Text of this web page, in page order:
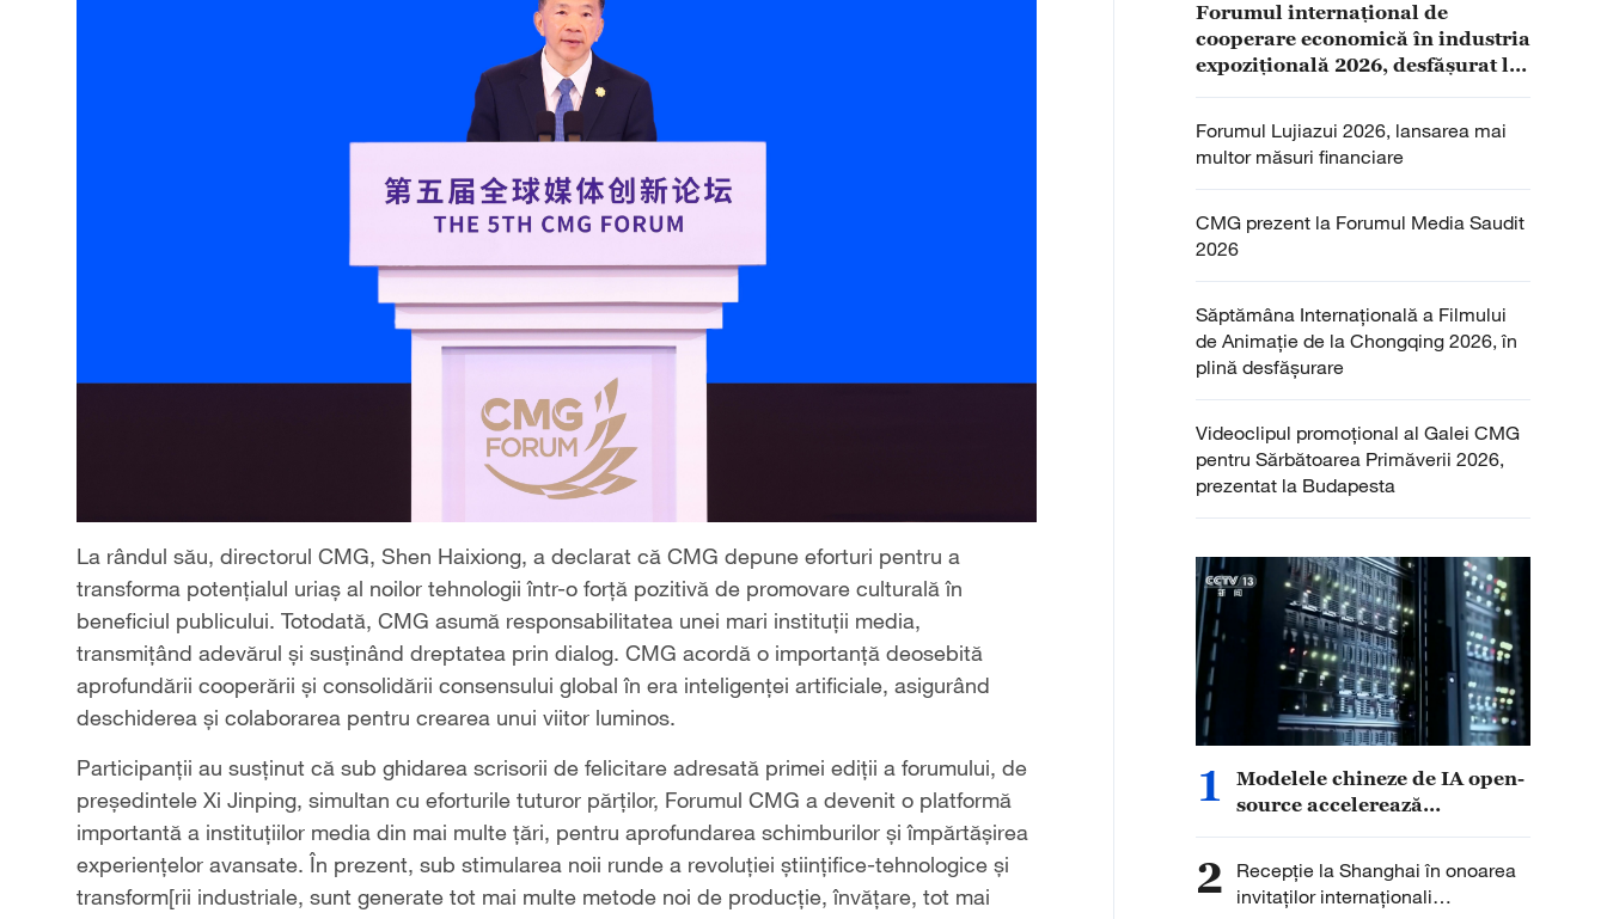
La rândul său, directorul CMG, Shen Haixiong, a declarat că CMG depune eforturi pentru a
transforma potențialul uriaș al noilor tehnologii într-o forță pozitivă de promovare culturală în
beneficiul publicului. Totodată, CMG asumă responsabilitatea unei mari instituții media,
transmițând adevărul și susținând dreptatea prin dialog. CMG acordă o importanță deosebită
aprofundării cooperării și consolidării consensului global în era inteligenței artificiale, asigurând
deschiderea și colaborarea pentru crearea unui viitor luminos.
Participanții au susținut că sub ghidarea scrisorii de felicitare adresată primei ediții a forumului, de
președintele Xi Jinping, simultan cu eforturile tuturor părților, Forumul CMG a devenit o platformă
importantă a instituțiilor media din mai multe țări, pentru aprofundarea schimburilor și împărtășirea
experiențelor avansate. În prezent, sub stimularea noii runde a revoluției științifice-tehnologice și
transform[rii industriale, sunt generate tot mai multe metode noi de producție, învățare, tot mai
Forumul internațional de
cooperare economică în industria
expozițională 2026, desfășurat la
Forumul Lujiazui 2026, lansarea mai
multor măsuri financiare
CMG prezent la Forumul Media Saudit
2026
Săptămâna Internațională a Filmului
de Animație de la Chongqing 2026, în
plină desfășurare
Videoclipul promoțional al Galei CMG
pentru Sărbătoarea Primăverii 2026,
prezentat la Budapesta
1
Modelele chineze de IA open-
source accelerează
2
Recepție la Shanghai în onoarea
invitaților internaționali